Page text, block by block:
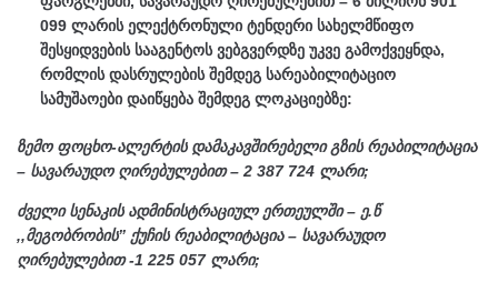
099 ლარის ელექტრონული ტენდერი სახელმწიფო
შესყიდვების სააგენტოს ვებგვერდზე უკვე გამოქვეყნდა,
რომლის დასრულების შემდეგ სარეაბილიტაციო
სამუშაოები დაიწყება შემდეგ ლოკაციებზე:
ზემო ფოცხო-ალერტის დამაკავშირებელი გზის რეაბილიტაცია
– სავარაუდო ღირებულებით – 2 387 724 ლარი;
ძველი სენაკის ადმინისტრაციულ ერთეულში – ე.წ
,,მეგობრობის” ქუჩის რეაბილიტაცია – სავარაუდო
ღირებულებით -1 225 057 ლარი;